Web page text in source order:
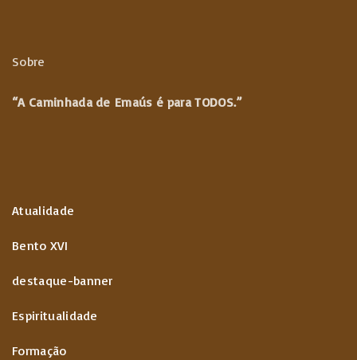
Sobre
“A Caminhada de Emaús é para TODOS.”
Atualidade
Bento XVI
destaque-banner
Espiritualidade
Formação